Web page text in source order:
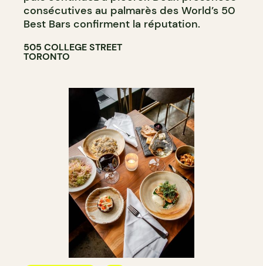
consécutives au palmarès des World’s 50
Best Bars confirment la réputation.
505 COLLEGE STREET
TORONTO